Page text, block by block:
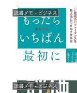
読書メモ - ビジネス
読書メモ - ビジネス